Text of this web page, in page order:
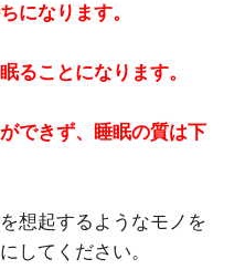
になります。
ることになります。
できず、睡眠の質は下
想起するようなモノを
してください。